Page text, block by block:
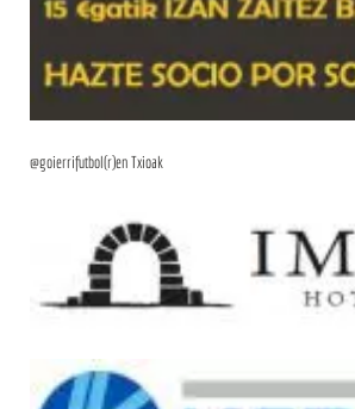
@goierrifutbol(r)en Txioak